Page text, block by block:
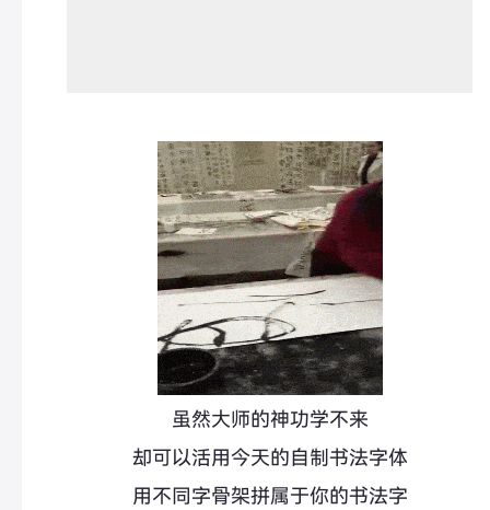
虽然大师的神功学不来
却可以活用今天的自制书法字体
用不同字骨架拼属于你的书法字